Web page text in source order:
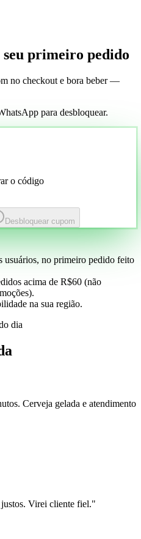
seu primeiro pedido
no checkout e bora beber —
para desbloquear.
o código
Desbloquear cupom
usuários, no primeiro pedido feito
acima de R$60 (não
na sua região.
dia
Cerveja gelada e atendimento
justos. Virei cliente fiel."